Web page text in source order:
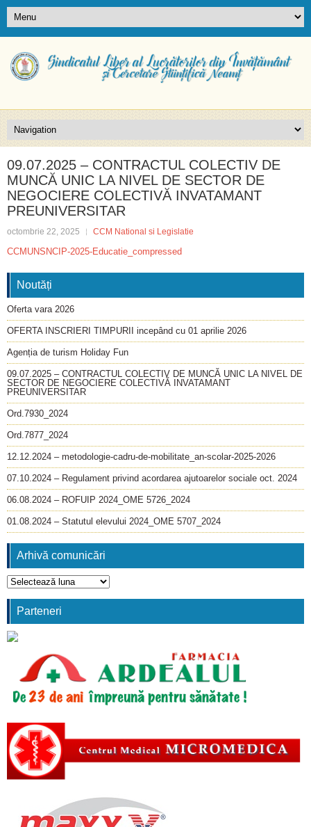
09.07.2025 – CONTRACTUL COLECTIV DE
MUNCĂ UNIC LA NIVEL DE SECTOR DE
NEGOCIERE COLECTIVĂ INVATAMANT
PREUNIVERSITAR
octombrie 22, 2025 CCM National si Legislatie
CCMUNSNCIP-2025-Educatie_compressed
Noutăți
Oferta vara 2026
OFERTA INSCRIERI TIMPURII incepând cu 01 aprilie 2026
Agenția de turism Holiday Fun
09.07.2025 – CONTRACTUL COLECTIV DE MUNCĂ UNIC LA NIVEL DE
SECTOR DE NEGOCIERE COLECTIVĂ INVATAMANT
PREUNIVERSITAR
Ord.7930_2024
Ord.7877_2024
12.12.2024 – metodologie-cadru-de-mobilitate_an-scolar-2025-2026
07.10.2024 – Regulament privind acordarea ajutoarelor sociale oct. 2024
06.08.2024 – ROFUIP 2024_OME 5726_2024
01.08.2024 – Statutul elevului 2024_OME 5707_2024
Arhivă comunicări
Arhivă
comunicări
Parteneri